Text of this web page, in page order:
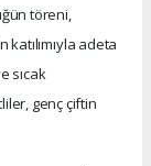
töreni,
adeta
sıcak
genç çiftin